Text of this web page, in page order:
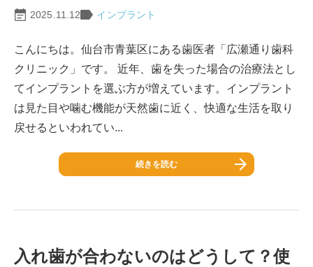
2025.11.12 インプラント
こんにちは。仙台市青葉区にある歯医者「広瀬通り歯科
クリニック」です。 近年、歯を失った場合の治療法とし
てインプラントを選ぶ方が増えています。インプラント
は見た目や噛む機能が天然歯に近く、快適な生活を取り
戻せるといわれてい...
続きを読む
入れ歯が合わないのはどうして？使